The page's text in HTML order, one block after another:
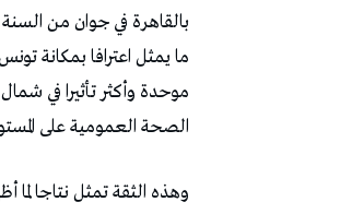
بالقاهرة في جوان من
ما يمثل اعترافا بمكانة
موحدة وأكثر تأثيرا في
الصحة العمومية على
وهذه الثقة تمثل نتاجا